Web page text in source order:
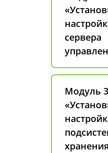
сервера
Модуль 3
хранения